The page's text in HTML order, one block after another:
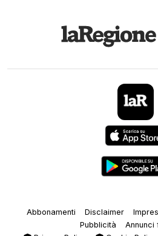
Abbonamenti Disclaimer
Pubblicità
Annunci